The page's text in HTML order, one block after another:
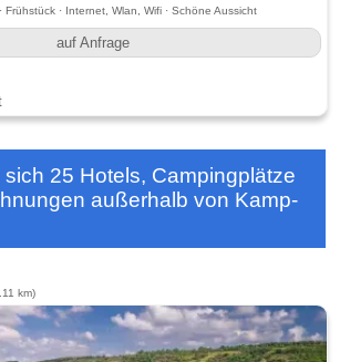
Frühstück · Internet, Wlan, Wifi · Schöne Aussicht
auf Anfrage
25 Hotels, Campingplätze
außerhalb von Kamp-
km)